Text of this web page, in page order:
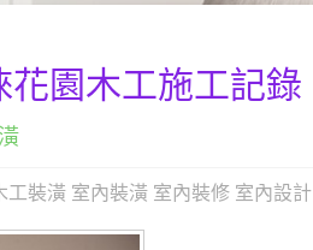
園木工施工記錄
工裝潢 室內裝潢 室內裝修 室內設計